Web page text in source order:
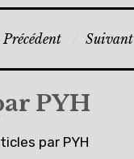
Précédent Suivant
PYH
par PYH